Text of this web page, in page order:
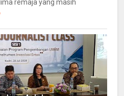
remaja yang masih